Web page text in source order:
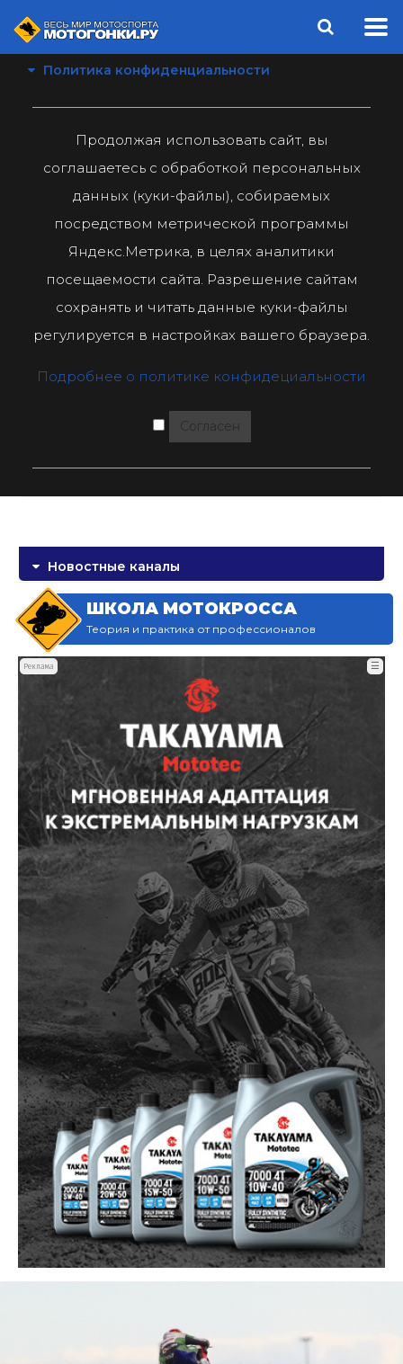
Политика конфиденциальности
Продолжая использовать сайт, вы
соглашаетесь с обработкой персональных
данных (куки-файлы), собираемых
посредством метрической программы
Яндекс.Метрика, в целях аналитики
посещаемости сайта. Разрешение сайтам
сохранять и читать данные куки-файлы
регулируется в настройках вашего браузера.
Подробнее о политике конфидециальности
Согласен
Новостные каналы
ШКОЛА МОТОКРОССА
Теория и практика от профессионалов
Реклама ☰